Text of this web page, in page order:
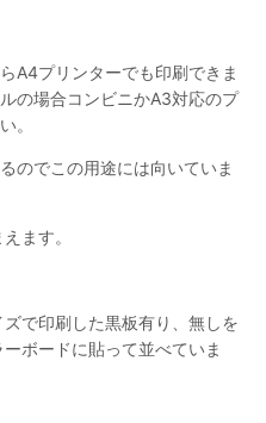
A4プリンターでも印刷できま
の場合コンビニかA3対応のプ
。
のでこの用途には向いていま
ます。
で印刷した黒板有り、無しを
ボードに貼って並べていま